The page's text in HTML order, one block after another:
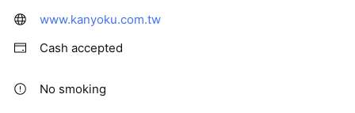
www.kanyoku.com.tw
Cash accepted
No smoking